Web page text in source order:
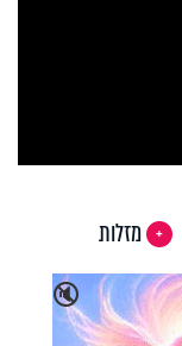
מזלות
🔇